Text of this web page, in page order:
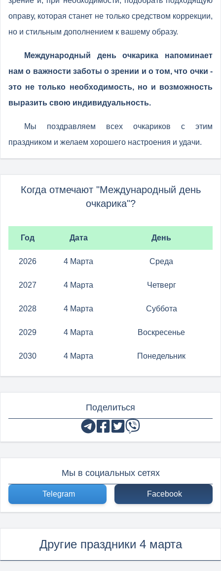
оправу, которая станет не только средством коррекции,
но и стильным дополнением к вашему образу.
Международный день очкарика напоминает
нам о важности заботы о зрении и о том, что очки -
это не только необходимость, но и возможность
выразить свою индивидуальность.
Мы поздравляем всех очкариков с этим
праздником и желаем хорошего настроения и удачи.
Когда отмечают "Международный день
очкарика"?
Год Дата День
2026 4 Марта Среда
2027 4 Марта Четверг
2028 4 Марта Суббота
2029 4 Марта Воскресенье
2030 4 Марта Понедельник
Поделиться
Мы в социальных сетях
Telegram Facebook
Другие праздники 4 марта